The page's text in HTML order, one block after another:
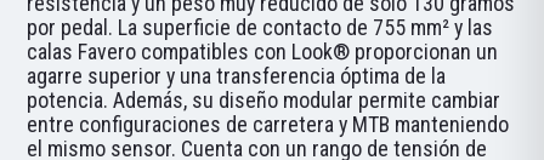
por pedal. La superficie de contacto de 755 mm² y las
calas Favero compatibles con Look® proporcionan un
agarre superior y una transferencia óptima de la
potencia. Además, su diseño modular permite cambiar
entre configuraciones de carretera y MTB manteniendo
el mismo sensor. Cuenta con un rango de tensión de